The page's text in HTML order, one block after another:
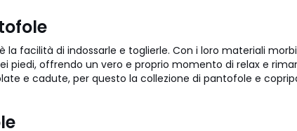
facilità di indossarle e toglierle. Con i loro materiali
offrendo un vero e proprio momento di relax e
e cadute, per questo la collezione di pantofole e